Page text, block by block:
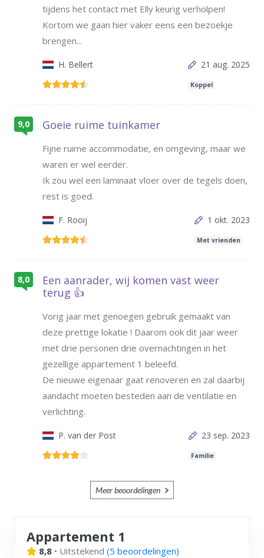
tijdens het contact met Elly keurig verholpen!
Kortom we gaan hier vaker eens een bezoekje
brengen...
H. Bellert 21 aug. 2025
Koppel
9,0 Goeie ruime tuinkamer
Fijne ruime accommodatie, en omgeving, maar we
waren er wel eerder.
Ik zou wel een laminaat vloer over de tegels doen,
rest is goed.
F. Rooij 1 okt. 2023
Met vrienden
8,0
Een aanrader, wij komen vast weer
terug 👍
Vorig jaar met genoegen gebruik gemaakt van
deze prettige lokatie ! Daarom ook dit jaar weer
met drie personen drie overnachtingen in het
gezellige appartement 1 beleefd.
De nieuwe eigenaar gaat renoveren en zal daarbij
aandacht moeten besteden aan de ventilatie en
verlichting.
P. van der Post 23 sep. 2023
Familie
Meer beoordelingen
Appartement 1
8,8 • Uitstekend (5 beoordelingen)